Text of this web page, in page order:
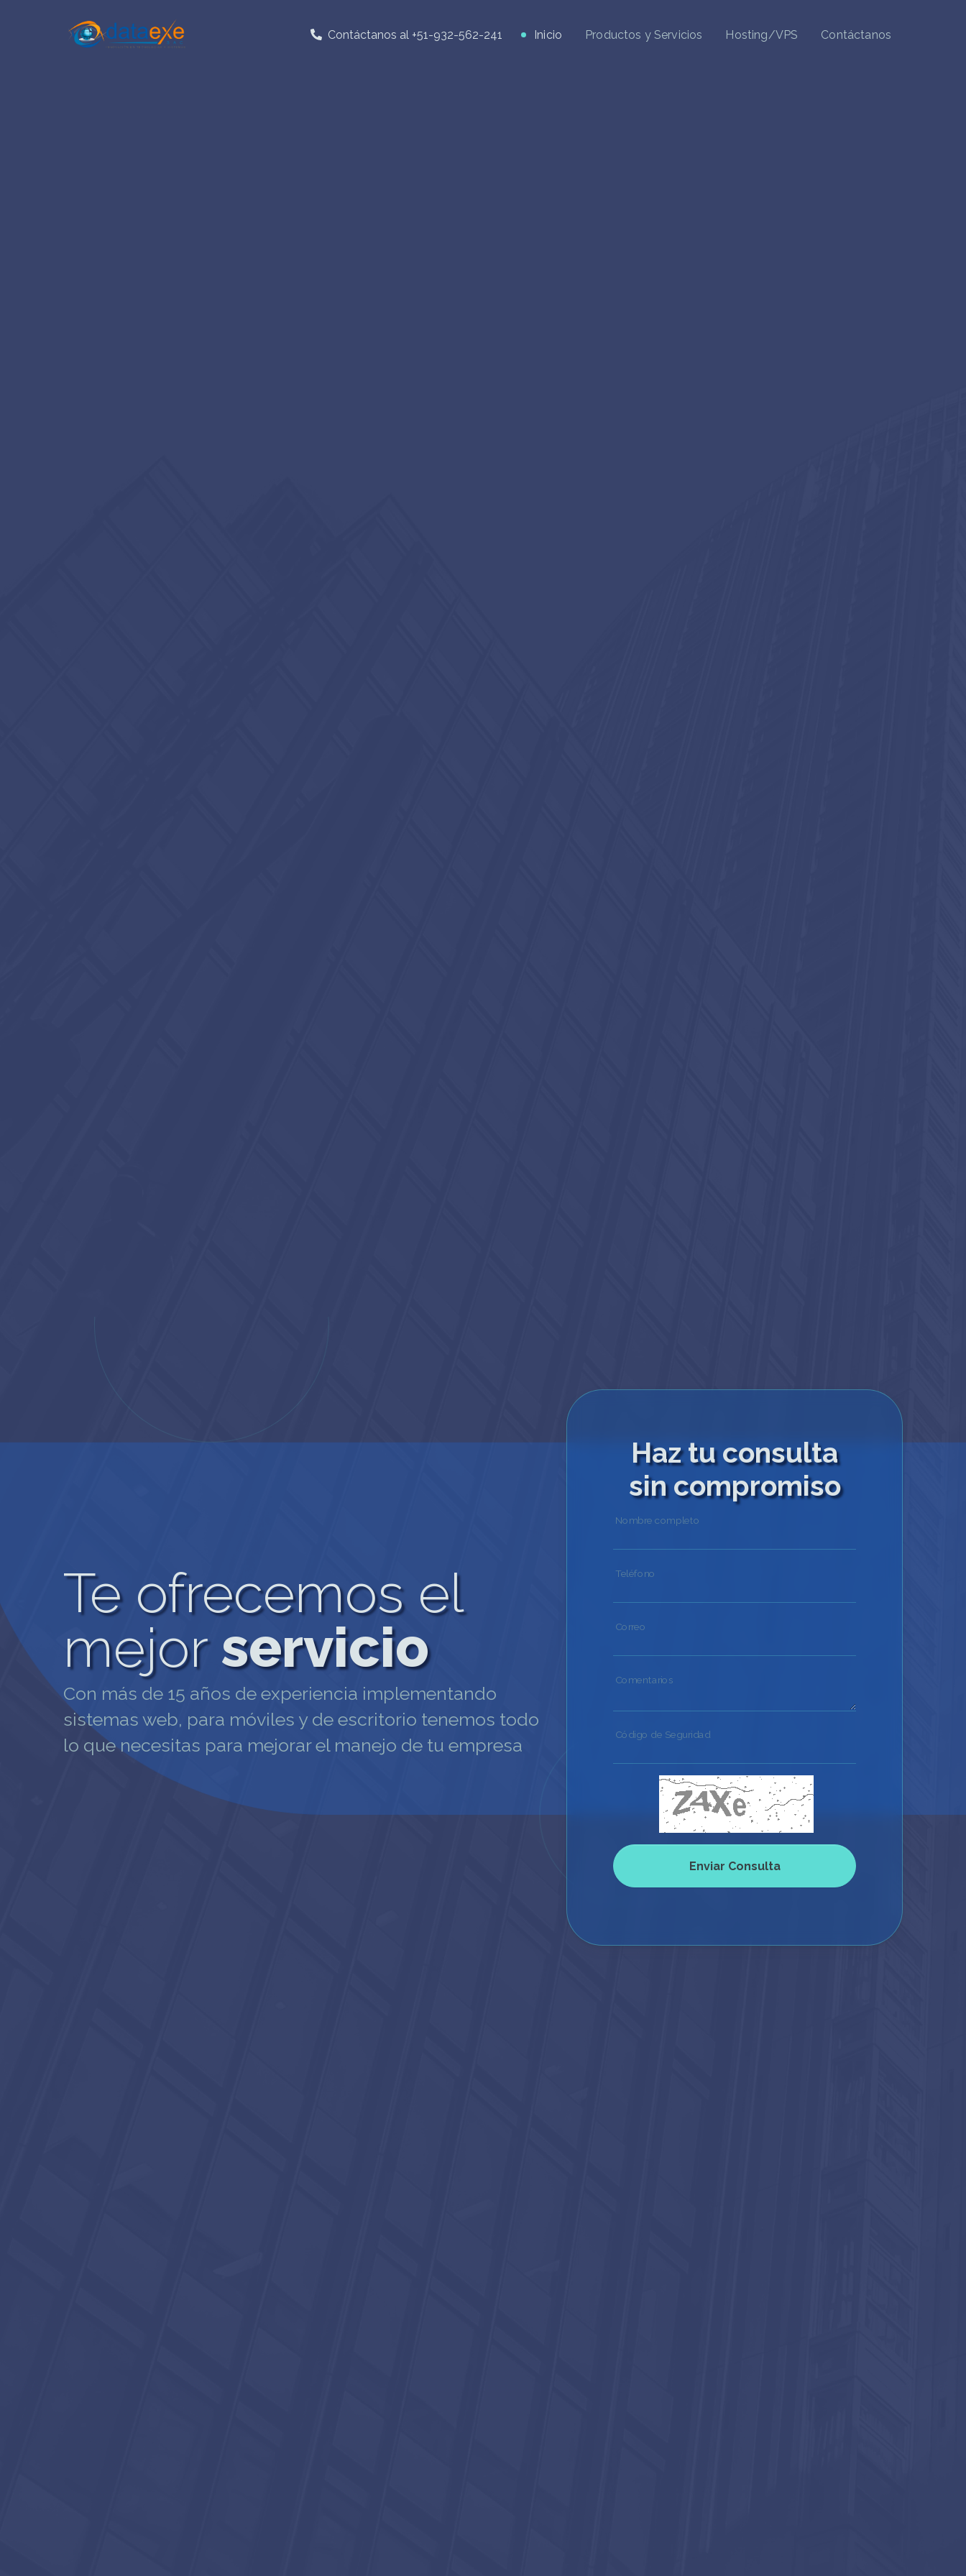
Contáctanos al +51-932-562-241 Inicio Productos y Servicios Hosting/VPS Contáctanos
Te ofrecemos el
mejorservicio
Con más de 15 años de experiencia implementando
sistemas web, para móviles y de escritorio tenemos todo
lo que necesitas para mejorar el manejo de tu empresa
Haz tu consulta
sin compromiso
Nombre completo
Teléfono
Correo
Comentarios
Código de Seguridad
Enviar Consulta